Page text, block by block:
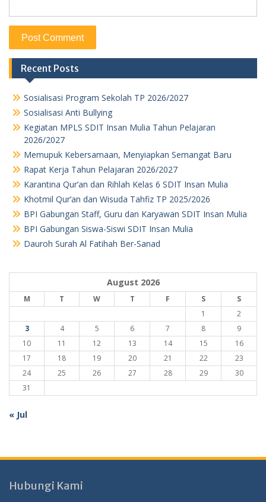
Recent Posts
Sosialisasi Program Sekolah TP 2026/2027
Sosialisasi Anti Bullying
Kegiatan MPLS SDIT Insan Mulia Tahun Pelajaran
2026/2027
Memupuk Kebersamaan, Menyiapkan Semangat Baru
Rapat Kerja Tahun Pelajaran 2026/2027
Karantina Qur’an dan Rihlah Kelas 6 SDIT Insan Mulia
Khotmil Qur’an dan Wisuda Tahfiz TP 2025/2026
BPI Gabungan Staff, Guru dan Karyawan SDIT Insan Mulia
BPI Gabungan Siswa-Siswi SDIT Insan Mulia
Dauroh Surah Al Fatihah Ber-Sanad
August 2026
M T W T F S
S
1
2
3
4 5 6 7 8
9
10
11 12 13 14 15
16
17
18 19 20 21 22
23
24
25 26 27 28 29
30
31
« Jul
Hubungi Kami